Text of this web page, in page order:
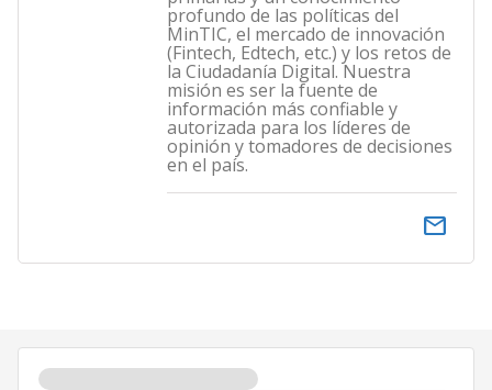
profundo de las políticas del
MinTIC, el mercado de innovación
(Fintech, Edtech, etc.) y los retos de
la Ciudadanía Digital. Nuestra
misión es ser la fuente de
información más confiable y
autorizada para los líderes de
opinión y tomadores de decisiones
en el país.
email